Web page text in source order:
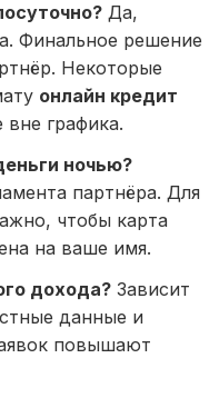
Да,
Финальное решение
Некоторые
онлайн кредит
вне графика.
ночью?
партнёра. Для
чтобы карта
на ваше имя.
дохода? Зависит
данные и
повышают